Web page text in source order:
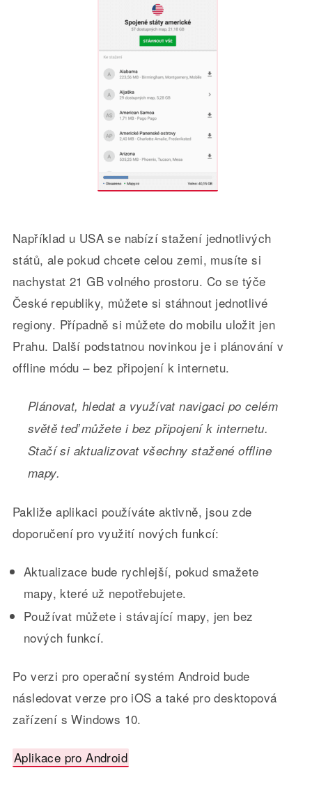
Například u USA se nabízí stažení jednotlivých
států, ale pokud chcete celou zemi, musíte si
nachystat 21 GB volného prostoru. Co se týče
České republiky, můžete si stáhnout jednotlivé
regiony. Případně si můžete do mobilu uložit jen
Prahu. Další podstatnou novinkou je i plánování v
offline módu – bez připojení k internetu.
Plánovat, hledat a využívat navigaci po celém
světě teď můžete i bez připojení k internetu.
Stačí si aktualizovat všechny stažené offline
mapy.
Pakliže aplikaci používáte aktivně, jsou zde
doporučení pro využití nových funkcí:
Aktualizace bude rychlejší, pokud smažete
mapy, které už nepotřebujete.
Používat můžete i stávající mapy, jen bez
nových funkcí.
Po verzi pro operační systém Android bude
následovat verze pro iOS a také pro desktopová
zařízení s Windows 10.
Aplikace pro Android